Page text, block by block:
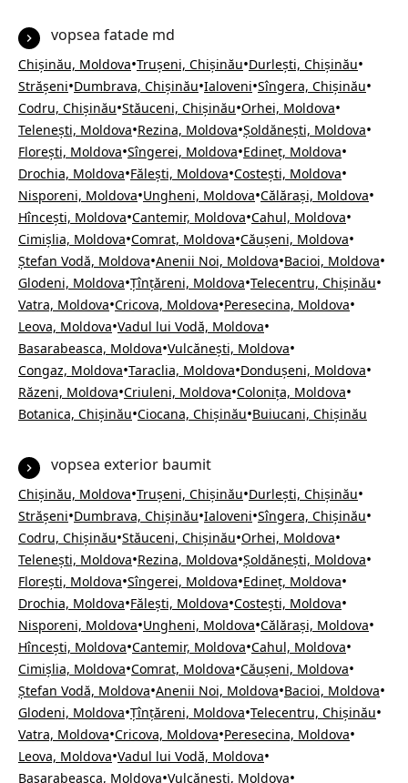
vopsea fatade md
Chișinău, Moldova•Trușeni, Chișinău•Durlești, Chișinău•
Strășeni•Dumbrava, Chișinău•Ialoveni•Sîngera, Chișinău•
Codru, Chișinău•Stăuceni, Chișinău•Orhei, Moldova•
Telenești, Moldova•Rezina, Moldova•Șoldănești, Moldova•
Florești, Moldova•Sîngerei, Moldova•Edineț, Moldova•
Drochia, Moldova•Fălești, Moldova•Costești, Moldova•
Nisporeni, Moldova•Ungheni, Moldova•Călărași, Moldova•
Hîncești, Moldova•Cantemir, Moldova•Cahul, Moldova•
Cimișlia, Moldova•Comrat, Moldova•Căușeni, Moldova•
Ștefan Vodă, Moldova•Anenii Noi, Moldova•Bacioi, Moldova•
Glodeni, Moldova•Țînțăreni, Moldova•Telecentru, Chișinău•
Vatra, Moldova•Cricova, Moldova•Peresecina, Moldova•
Leova, Moldova•Vadul lui Vodă, Moldova•
Basarabeasca, Moldova•Vulcănești, Moldova•
Congaz, Moldova•Taraclia, Moldova•Dondușeni, Moldova•
Răzeni, Moldova•Criuleni, Moldova•Colonița, Moldova•
Botanica, Chișinău•Ciocana, Chișinău•Buiucani, Chișinău
vopsea exterior baumit
Chișinău, Moldova•Trușeni, Chișinău•Durlești, Chișinău•
Strășeni•Dumbrava, Chișinău•Ialoveni•Sîngera, Chișinău•
Codru, Chișinău•Stăuceni, Chișinău•Orhei, Moldova•
Telenești, Moldova•Rezina, Moldova•Șoldănești, Moldova•
Florești, Moldova•Sîngerei, Moldova•Edineț, Moldova•
Drochia, Moldova•Fălești, Moldova•Costești, Moldova•
Nisporeni, Moldova•Ungheni, Moldova•Călărași, Moldova•
Hîncești, Moldova•Cantemir, Moldova•Cahul, Moldova•
Cimișlia, Moldova•Comrat, Moldova•Căușeni, Moldova•
Ștefan Vodă, Moldova•Anenii Noi, Moldova•Bacioi, Moldova•
Glodeni, Moldova•Țînțăreni, Moldova•Telecentru, Chișinău•
Vatra, Moldova•Cricova, Moldova•Peresecina, Moldova•
Leova, Moldova•Vadul lui Vodă, Moldova•
Basarabeasca, Moldova•Vulcănești, Moldova•